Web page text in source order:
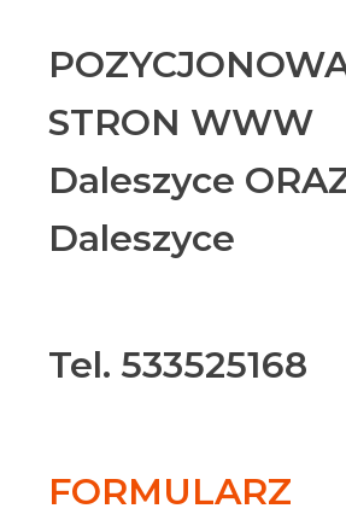
STRON WWW
Daleszyce
Daleszyce
Tel. 533525168
FORMULARZ